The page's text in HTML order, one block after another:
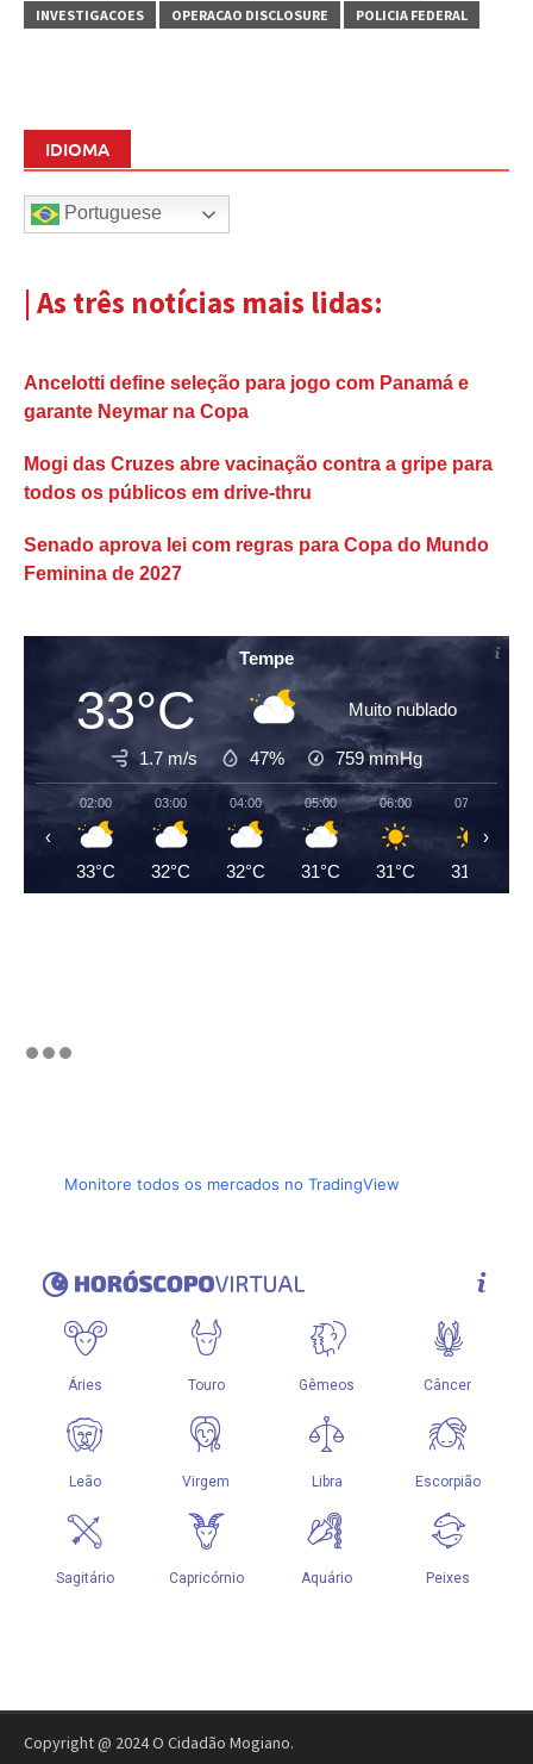
INVESTIGACOES
OPERACAO DISCLOSURE POLICIA FEDERAL
IDIOMA
Portuguese
| As três notícias mais lidas:
Ancelotti define seleção para jogo com Panamá e
garante Neymar na Copa
Mogi das Cruzes abre vacinação contra a gripe para
todos os públicos em drive-thru
Senado aprova lei com regras para Copa do Mundo
Feminina de 2027
Tempe
33°C Muito nublado
1.7 m/s 47% 759mmHg
02:00
33°C
03:00
32°C
04:00
32°C
05:00
31°C
06:00
31°C
07:00
31°C
‹ ›
Monitore todos os mercados no TradingView
Copyright @ 2024 O Cidadão Mogiano.